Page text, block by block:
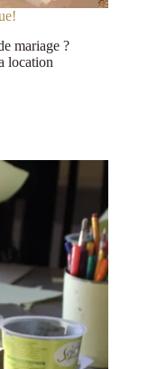
mariage ?
location